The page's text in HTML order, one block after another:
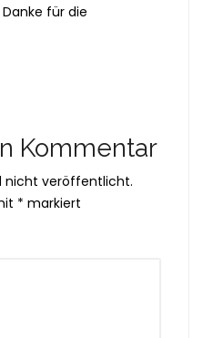
für die
Kommentar
nicht veröffentlicht.
* markiert